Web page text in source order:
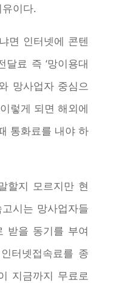
이다.
면 인터넷에 콘텐
료 즉 ‘망이용대
망사업자 중심으
렇게 되면 해외에
통화료를 내야 하
할지 모르지만 현
시는 망사업자들
받을 동기를 부여
터넷접속료를 종
지금까지 무료로